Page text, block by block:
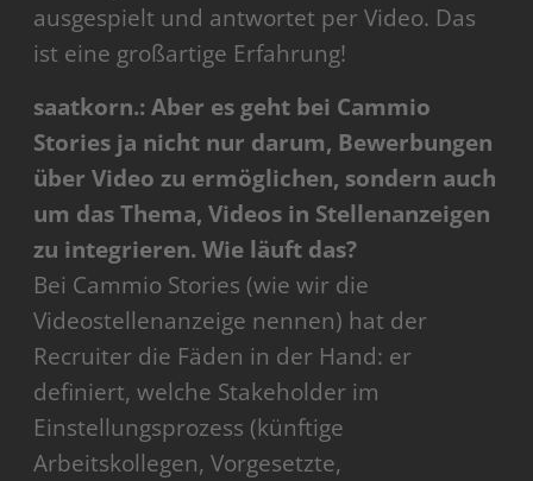
ausgespielt und antwortet per Video. Das
ist eine großartige Erfahrung!
saatkorn.: Aber es geht bei Cammio
Stories ja nicht nur darum, Bewerbungen
über Video zu ermöglichen, sondern auch
um das Thema, Videos in Stellenanzeigen
zu integrieren. Wie läuft das?
Bei Cammio Stories (wie wir die
Videostellenanzeige nennen) hat der
Recruiter die Fäden in der Hand: er
definiert, welche Stakeholder im
Einstellungsprozess (künftige
Arbeitskollegen, Vorgesetzte,